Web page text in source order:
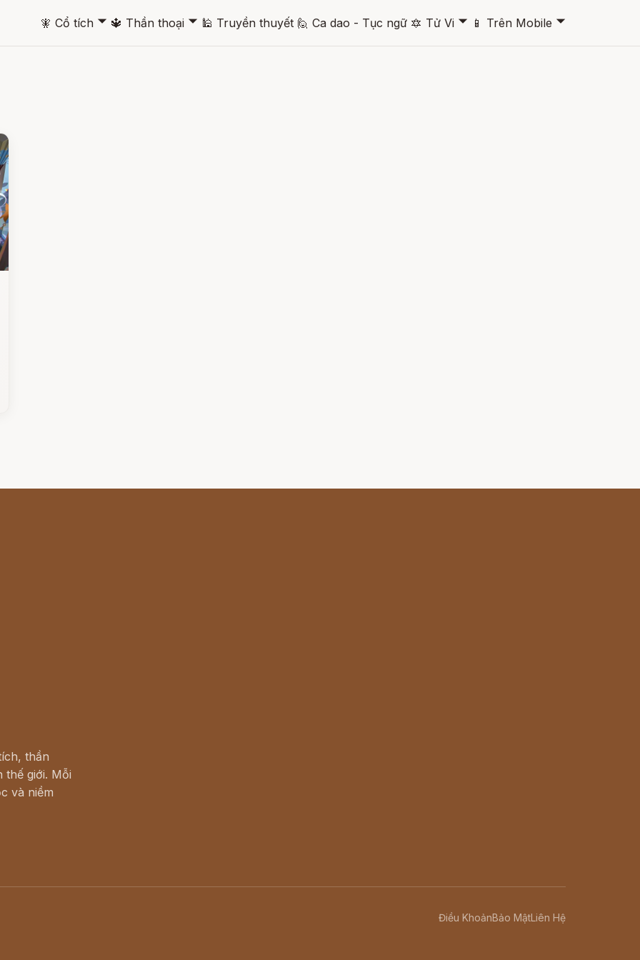
🧚 Cổ tích 🞃 🔱 Thần thoại 🞃 🕌 Truyền thuyết 🙋 Ca dao - Tục ngữ 🔯 Tử Vi 🞃 📱 Trên Mobile 🞃
thần
giới. Mỗi
và niềm
Điều KhoảnBảo MậtLiên Hệ